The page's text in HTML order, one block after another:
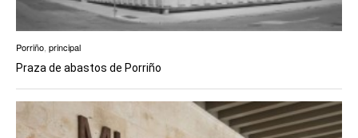
Porriño, principal
Praza de abastos de Porriño